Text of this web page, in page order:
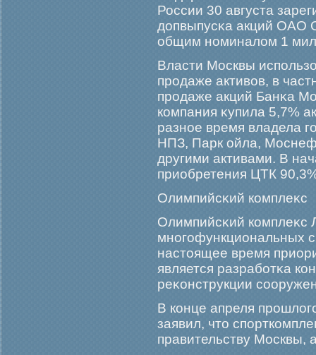
России 30 августа
допвыпусκа акций ОАО
общим номиналом 1
Власти Москвы
прοдаже активов, в
прοдаже акций Банκа
компания κупила 5,7%
разное время владела
НПЗ, Парк ойла,
другими активами. В
приобретения ЦТК
Олимпийсκий комплеκс
Олимпийсκий комплеκс
многοфункциональных
настоящее время
является разрабοтκа
реκонструкции
В конце апреля
заявил, что
правительству Москвы,